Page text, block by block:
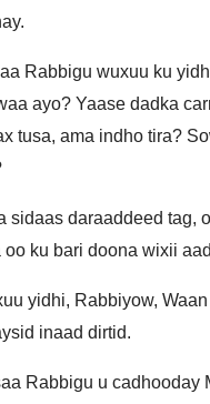
Rabbigu wuxuu ku
ayo? Yaase dadka
tusa, ama indho tira?
sidaas daraaddeed tag,
oo ku bari doona wixii
yidhi, Rabbiyow,
inaad dirtid.
Rabbigu u cadhooday